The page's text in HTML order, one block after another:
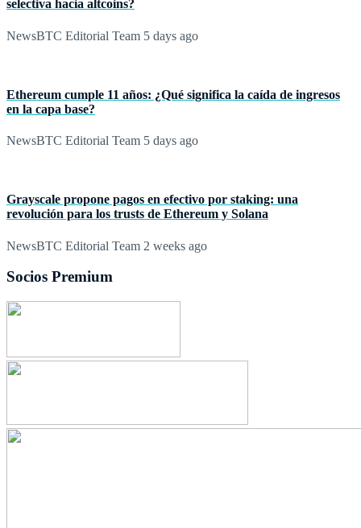
selectiva hacia altcoins?
NewsBTC Editorial Team 5 days ago
Ethereum cumple 11 años: ¿Qué significa la caída de ingresos
en la capa base?
NewsBTC Editorial Team 5 days ago
Grayscale propone pagos en efectivo por staking: una
revolución para los trusts de Ethereum y Solana
NewsBTC Editorial Team 2 weeks ago
Socios Premium